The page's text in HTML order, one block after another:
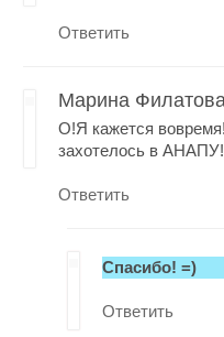
Ответить
Марина
О!Я кажется
захотелось в
Ответить
Спасибо! =)
Ответить